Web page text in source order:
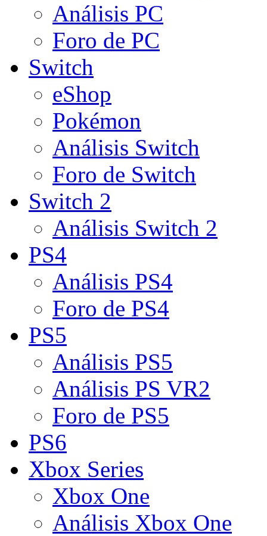
Análisis PC
Foro de PC
Switch
eShop
Pokémon
Análisis Switch
Foro de Switch
Switch 2
Análisis Switch 2
PS4
Análisis PS4
Foro de PS4
PS5
Análisis PS5
Análisis PS VR2
Foro de PS5
PS6
Xbox Series
Xbox One
Análisis Xbox One